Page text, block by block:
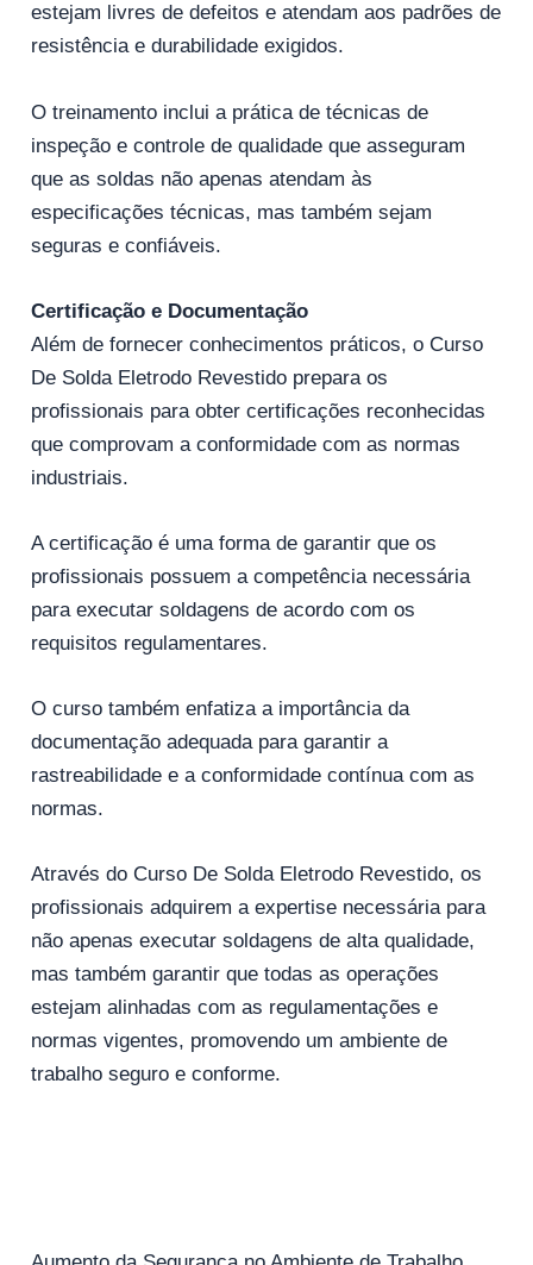
estejam livres de defeitos e atendam aos padrões de
resistência e durabilidade exigidos.
O treinamento inclui a prática de técnicas de
inspeção e controle de qualidade que asseguram
que as soldas não apenas atendam às
especificações técnicas, mas também sejam
seguras e confiáveis.
Certificação e Documentação
Além de fornecer conhecimentos práticos, o Curso
De Solda Eletrodo Revestido prepara os
profissionais para obter certificações reconhecidas
que comprovam a conformidade com as normas
industriais.
A certificação é uma forma de garantir que os
profissionais possuem a competência necessária
para executar soldagens de acordo com os
requisitos regulamentares.
O curso também enfatiza a importância da
documentação adequada para garantir a
rastreabilidade e a conformidade contínua com as
normas.
Através do Curso De Solda Eletrodo Revestido, os
profissionais adquirem a expertise necessária para
não apenas executar soldagens de alta qualidade,
mas também garantir que todas as operações
estejam alinhadas com as regulamentações e
normas vigentes, promovendo um ambiente de
trabalho seguro e conforme.